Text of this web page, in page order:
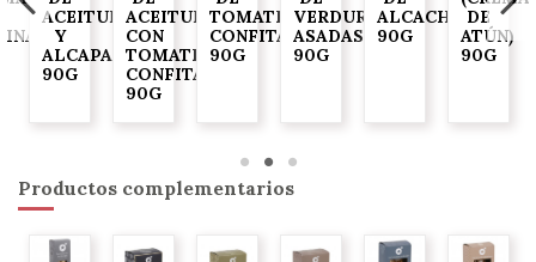
ACEITUNAS
Y
ALCAPARRAS
90G
ACEITUNAS
CON
TOMATES
CONFITADOS
90G
TOMATES
CONFITADOS
90G
VERDURAS
ASADAS
90G
ALCACHOFA
90G
DE
ATÚN)
90G
Productos complementarios